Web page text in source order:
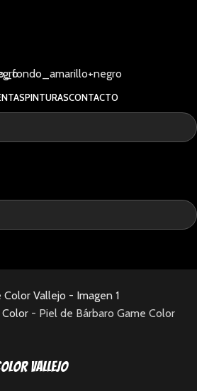
PINTURASCONTACTO
- Piel de Bárbaro Game Color
Vallejo